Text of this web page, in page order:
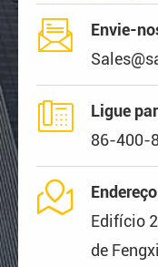

Envie-

Ligue
86-400-

Endereço
Edifício
de